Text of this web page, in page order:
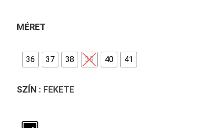
MÉRET
36 37 38 39 40 41
SZÍN : FEKETE